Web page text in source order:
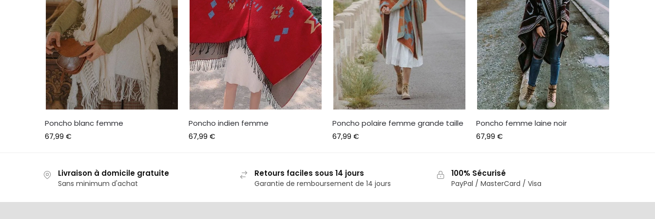
Poncho blanc femme
67,99€
Poncho indien femme
67,99 €
Poncho polaire femme grande taille
67,99 €
Poncho femme laine noir
67,99 €
Livraison à domicile gratuite
Sans minimum d'achat
Retours faciles sous 14 jours
Garantie de remboursement de 14 jours
100% Sécurisé
PayPal / MasterCard / Visa